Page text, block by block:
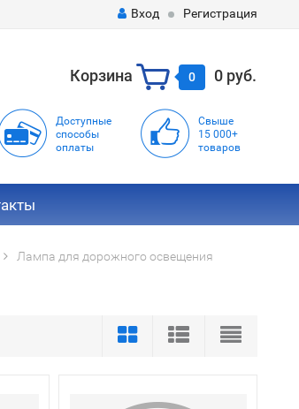
Вход Регистрация
Корзина 0 0 руб.
Доступные
способы
оплаты
Свыше
15 000+
товаров
Лампа для дорожного освещения